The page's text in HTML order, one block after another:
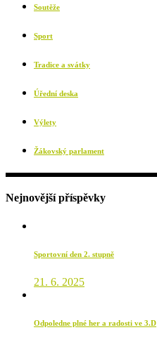
Soutěže
Sport
Tradice a svátky
Úřední deska
Výlety
Žákovský parlament
Nejnovější příspěvky
Sportovní den 2. stupně
21. 6. 2025
Odpoledne plné her a radosti ve 3.D